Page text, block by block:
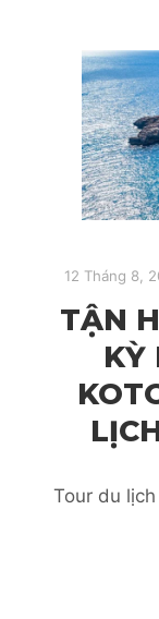
12 Tháng 8,
TẬN
KỲ
Tour du